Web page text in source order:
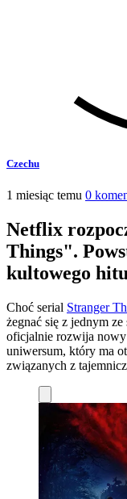
Czechu
1 miesiąc temu 0
Netflix
Things".
kultowego
Choć serial Stranger
żegnać się z jednym
oficjalnie rozwija
uniwersum, który ma
związanych z